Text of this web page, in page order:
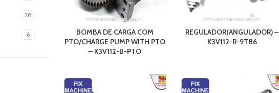
28
6
BOMBA DE CARGA COM
PTO/CHARGE PUMP WITH PTO
– K3V112-B-PTO
REGULADOR(ANGULADOR) –
K3V112-R-9T86